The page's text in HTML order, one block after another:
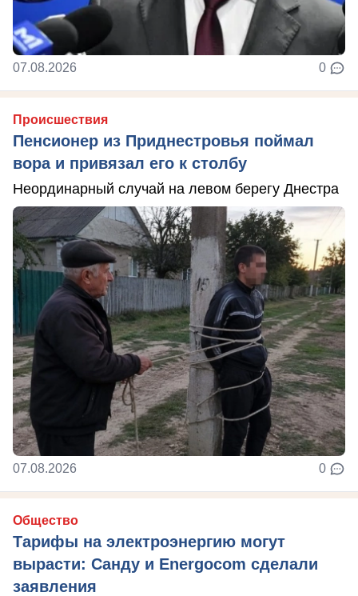
07.08.2026 0
Происшествия
Пенсионер из Приднестровья поймал
вора и привязал его к столбу
Неординарный случай на левом берегу Днестра
07.08.2026 0
Общество
Тарифы на электроэнергию могут
вырасти: Санду и Energocom сделали
заявления